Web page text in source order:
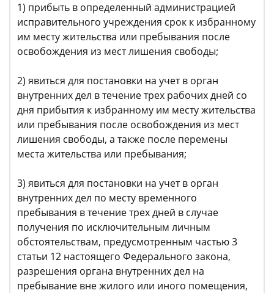
1) прибыть в определенный администрацией
исправительного учреждения срок к избранному
им месту жительства или пребывания после
освобождения из мест лишения свободы;
2) явиться для постановки на учет в орган
внутренних дел в течение трех рабочих дней со
дня прибытия к избранному им месту жительства
или пребывания после освобождения из мест
лишения свободы, а также после перемены
места жительства или пребывания;
3) явиться для постановки на учет в орган
внутренних дел по месту временного
пребывания в течение трех дней в случае
получения по исключительным личным
обстоятельствам, предусмотренным частью 3
статьи 12 настоящего Федерального закона,
разрешения органа внутренних дел на
пребывание вне жилого или иного помещения,